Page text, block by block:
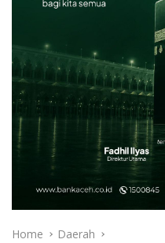
Home Daerah